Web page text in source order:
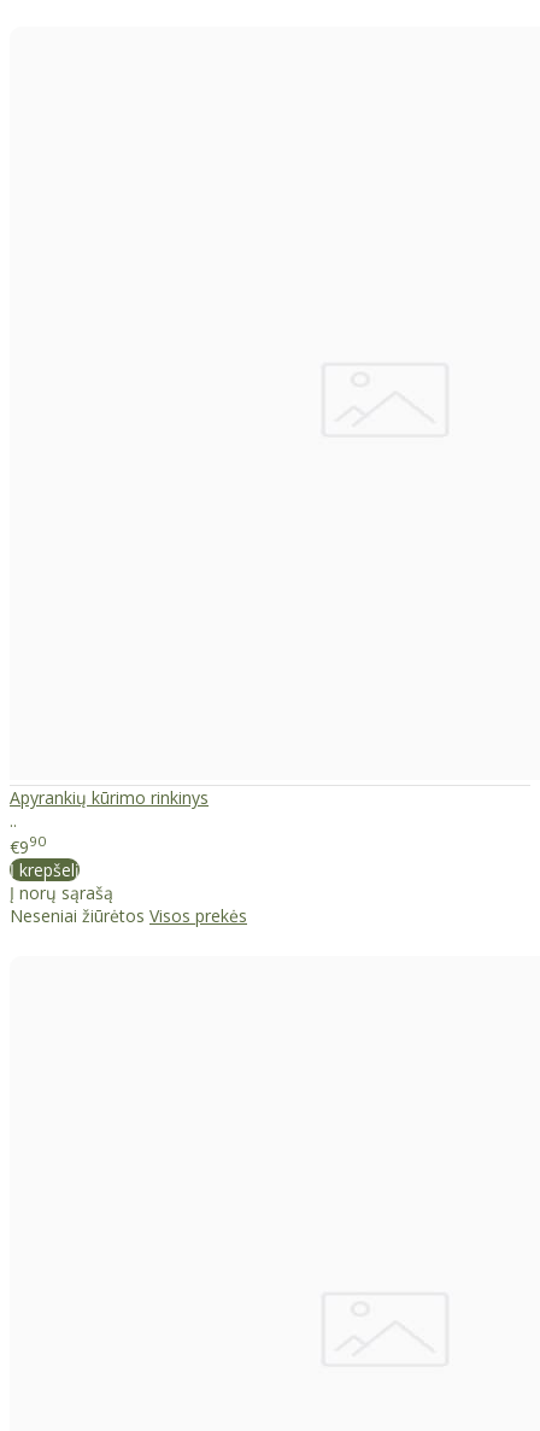
Apyrankių kūrimo rinkinys
..
€990
Į krepšelį
Į norų sąrašą
Neseniai žiūrėtos Visos prekės